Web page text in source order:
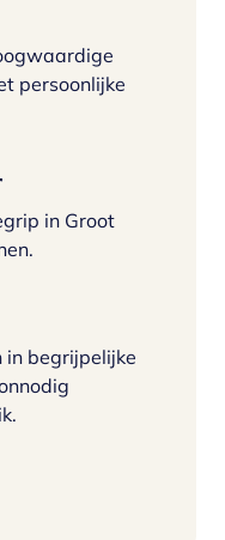
persoonlijke
in Groot
in begrijpelijke